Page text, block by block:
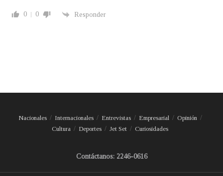
0 0 Responder
Nacionales Internacionales Entrevistas Empresarial
Opinión
Cultura
Deportes Jet Set Curiosidades
Contáctanos: 2246-0616